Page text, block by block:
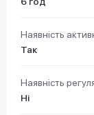
Наявність
Так
Наявність
Ні